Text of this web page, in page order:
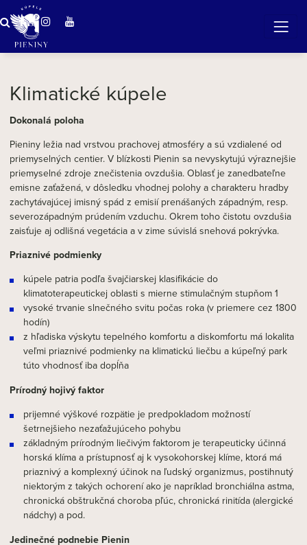
Klimatické kúpele
Dokonalá poloha
Pieniny ležia nad vrstvou prachovej atmosféry a sú vzdialené od
priemyselných centier. V blízkosti Pienin sa nevyskytujú výraznejšie
priemyselné zdroje znečistenia ovzdušia. Oblasť je zanedbateľne
emisne zaťažená, v dôsledku vhodnej polohy a charakteru hradby
zachytávajúcej imisný spád z emisií prenášaných západným, resp.
severozápadným prúdením vzduchu. Okrem toho čistotu ovzdušia
zaisťuje aj odlišná vegetácia a v zime súvislá snehová pokrývka.
Priaznivé podmienky
kúpele patria podľa švajčiarskej klasifikácie do
klimatoterapeutickej oblasti s mierne stimulačným stupňom 1
vysoké trvanie slnečného svitu počas roka (v priemere cez 1800
hodín)
z hľadiska výskytu tepelného komfortu a diskomfortu má lokalita
veľmi priaznivé podmienky na klimatickú liečbu a kúpeľný park
túto vhodnosť iba dopĺňa
Prírodný hojivý faktor
prijemné výškové rozpätie je predpokladom možností
šetrnejšieho nezaťažujúceho pohybu
základným prírodným liečivým faktorom je terapeuticky účinná
horská klíma a prístupnosť aj k vysokohorskej klíme, ktorá má
priaznivý a komplexný účinok na ľudský organizmus, postihnutý
niektorým z takých ochorení ako je napríklad bronchiálna astma,
chronická obštrukčná choroba pľúc, chronická rinitída (alergické
nádchy) a pod.
Jedinečné podnebie Pienin